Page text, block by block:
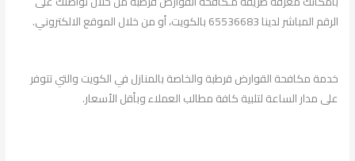
الرقم المباشر لدينا 65536683 بالكويت، أو من خلال الموقع الالكتروني.
خدمة مكافحة القوارض قرطبة والخاصة بالمنازل في الكويت والتي تتوفر
على مدار الساعة لتلبية كافة مطالب العملاء وبأقل الأسعار.